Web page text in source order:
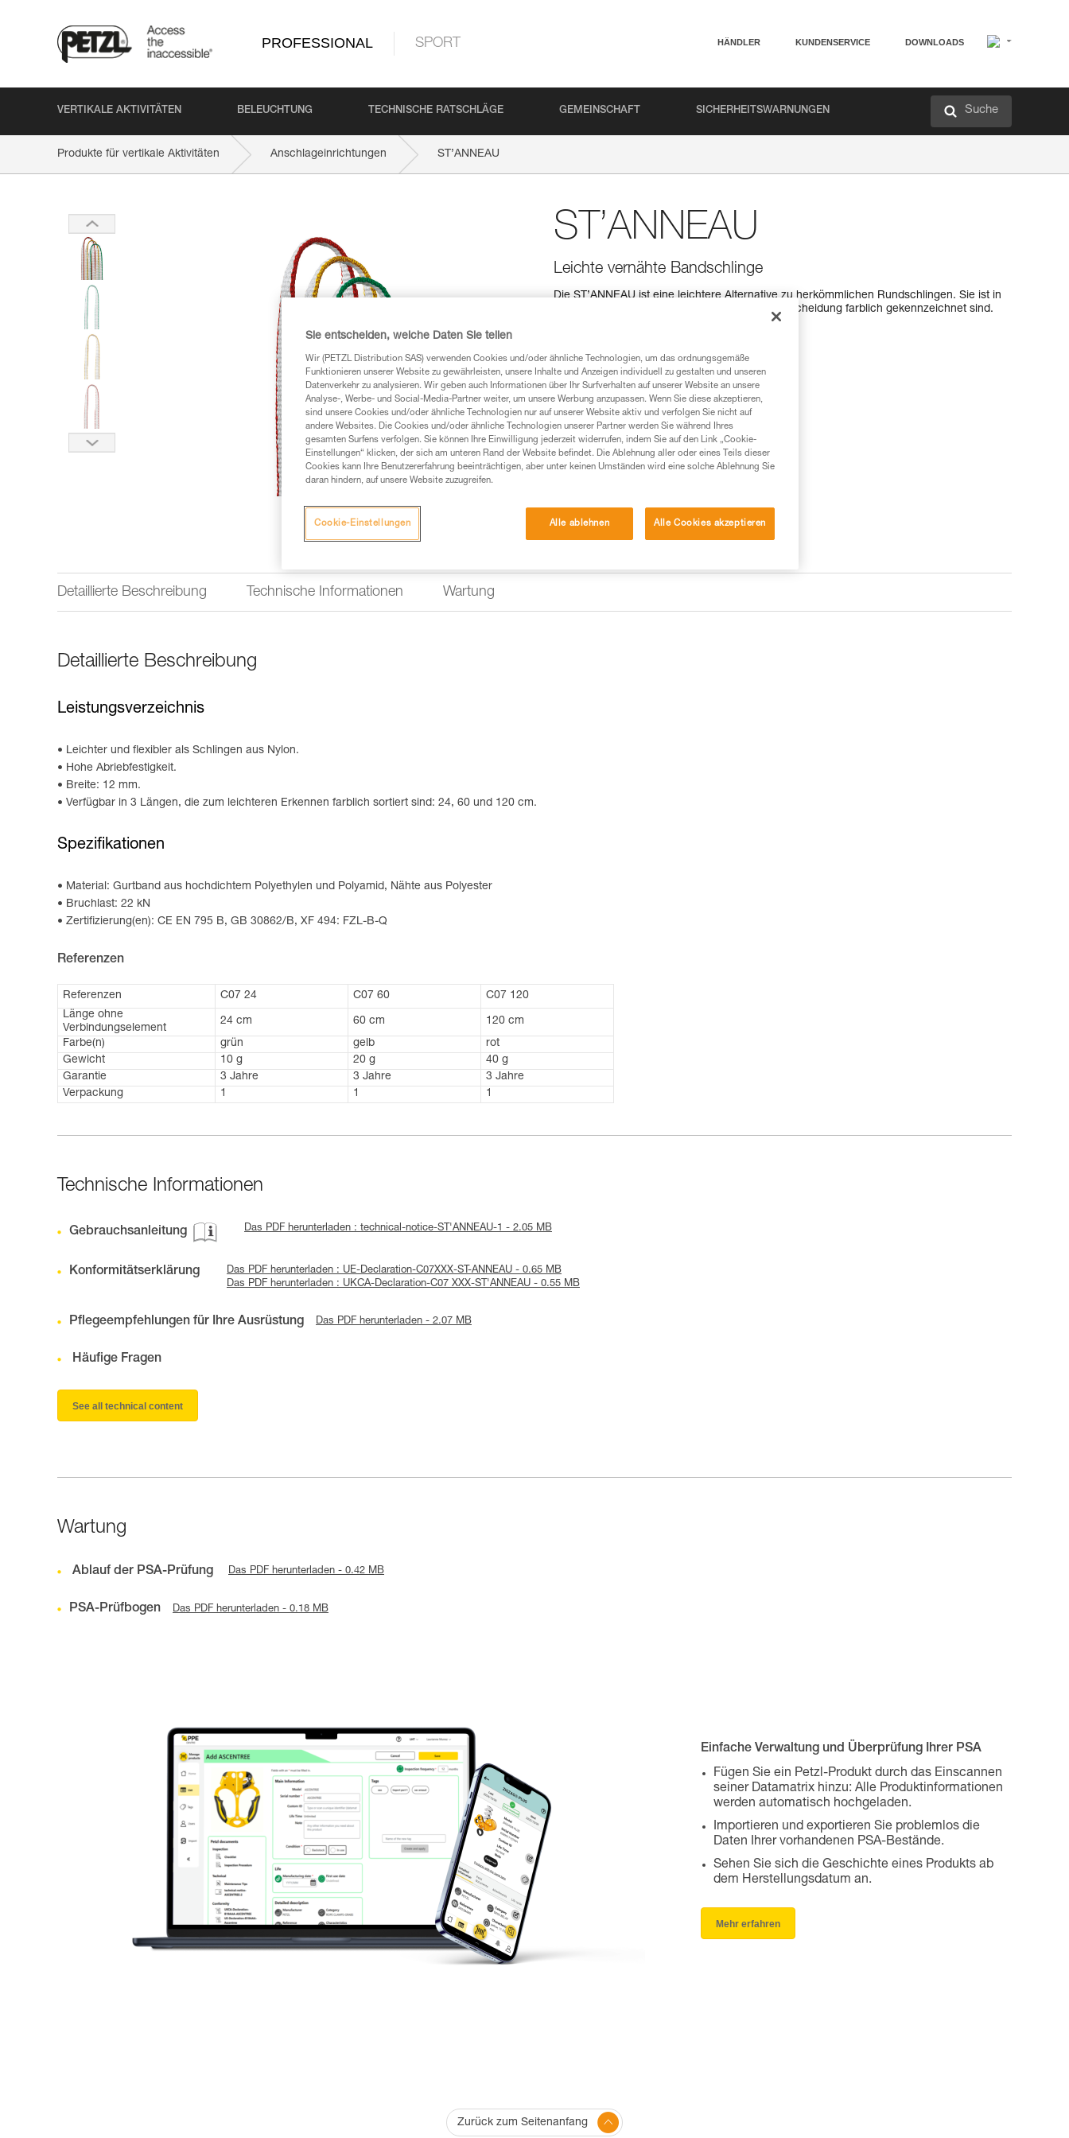
PROFESSIONAL SPORT HÄNDLER KUNDENSERVICE DOWNLOADS
VERTIKALE AKTIVITÄTEN BELEUCHTUNG TECHNISCHE RATSCHLÄGE GEMEINSCHAFT SICHERHEITSWARNUNGEN Suche
Produkte für vertikale Aktivitäten Anschlageinrichtungen ST’ANNEAU
ST’ANNEAU
Leichte vernähte Bandschlinge
Die ST’ANNEAU ist eine leichtere Alternative zu herkömmlichen Rundschlingen. Sie ist in
drei Längen verfügbar, die zur leichteren Unterscheidung farblich gekennzeichnet sind.
Einen Händler finden
Detaillierte Beschreibung Technische Informationen Wartung
Detaillierte Beschreibung
Leistungsverzeichnis
Leichter und flexibler als Schlingen aus Nylon.
Hohe Abriebfestigkeit.
Breite: 12 mm.
Verfügbar in 3 Längen, die zum leichteren Erkennen farblich sortiert sind: 24, 60 und 120 cm.
Spezifikationen
Material: Gurtband aus hochdichtem Polyethylen und Polyamid, Nähte aus Polyester
Bruchlast: 22 kN
Zertifizierung(en): CE EN 795 B, GB 30862/B, XF 494: FZL-B-Q
Referenzen
Referenzen C07 24 C07 60
C07 120
Länge ohne
Verbindungselement
24 cm 60 cm
120 cm
Farbe(n)
grün gelb
rot
Gewicht
10 g 20 g
40 g
Garantie
3 Jahre 3 Jahre
3 Jahre
Verpackung
1 1 1
Technische Informationen
Gebrauchsanleitung Das PDF herunterladen : technical-notice-ST'ANNEAU-1 - 2.05 MB
Konformitätserklärung
Das PDF herunterladen : UE-Declaration-C07XXX-ST-ANNEAU - 0.65 MB
Das PDF herunterladen : UKCA-Declaration-C07 XXX-ST'ANNEAU - 0.55 MB
Pflegeempfehlungen für Ihre Ausrüstung Das PDF herunterladen - 2.07 MB
Häufige Fragen
See all technical content
Wartung
Ablauf der PSA-Prüfung Das PDF herunterladen - 0.42 MB
PSA-Prüfbogen Das PDF herunterladen - 0.18 MB
Einfache Verwaltung und Überprüfung Ihrer PSA
Fügen Sie ein Petzl-Produkt durch das Einscannen
seiner Datamatrix hinzu: Alle Produktinformationen
werden automatisch hochgeladen.
Importieren und exportieren Sie problemlos die
Daten Ihrer vorhandenen PSA-Bestände.
Sehen Sie sich die Geschichte eines Produkts ab
dem Herstellungsdatum an.
Mehr erfahren
Zurück zum Seitenanfang
Sie entscheiden, welche Daten Sie teilen
Wir (PETZL Distribution SAS) verwenden Cookies und/oder ähnliche Technologien, um das ordnungsgemäße
Funktionieren unserer Website zu gewährleisten, unsere Inhalte und Anzeigen individuell zu gestalten und unseren
Datenverkehr zu analysieren. Wir geben auch Informationen über Ihr Surfverhalten auf unserer Website an unsere
Analyse-, Werbe- und Social-Media-Partner weiter, um unsere Werbung anzupassen. Wenn Sie diese akzeptieren,
sind unsere Cookies und/oder ähnliche Technologien nur auf unserer Website aktiv und verfolgen Sie nicht auf
andere Websites. Die Cookies und/oder ähnliche Technologien unserer Partner werden Sie während Ihres
gesamten Surfens verfolgen. Sie können Ihre Einwilligung jederzeit widerrufen, indem Sie auf den Link „Cookie-
Einstellungen“ klicken, der sich am unteren Rand der Website befindet. Die Ablehnung aller oder eines Teils dieser
Cookies kann Ihre Benutzererfahrung beeinträchtigen, aber unter keinen Umständen wird eine solche Ablehnung Sie
daran hindern, auf unsere Website zuzugreifen.
Alle ablehnen Alle Cookies akzeptieren
Cookie-Einstellungen